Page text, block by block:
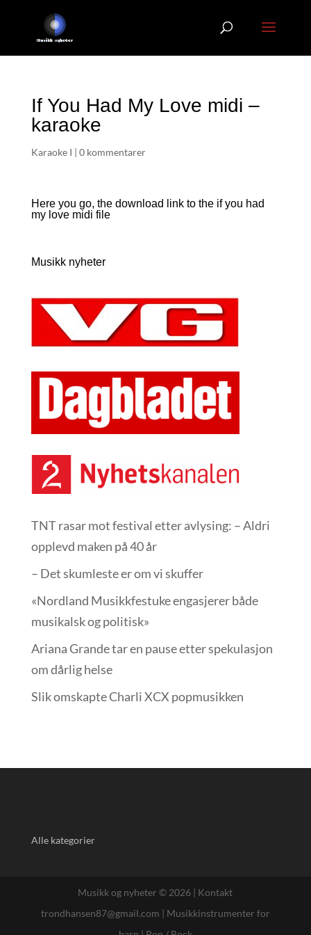
If You Had My Love midi –
karaoke
Karaoke I | 0 kommentarer
Here you go, the download link to the if you had
my love midi file
Musikk nyheter
TNT rasar mot festival etter avlysing: – Aldri
opplevd maken på 40 år
– Det skumleste er om vi skuffer
«Nordland Musikkfest­uke engasjerer både
musikalsk og politisk»
Ariana Grande tar en pause etter spekulasjon
om dårlig helse
Slik omskapte Charli XCX popmusikken
Alle kategorier
Musikk og nyheter © 2026 | Kontakt
trondhansen87@gmail.com | Musikkinstrumenter for